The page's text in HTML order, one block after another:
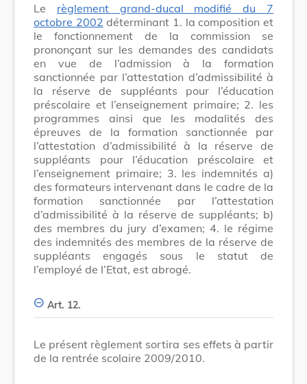
Le règlement grand-ducal modifié du 7
octobre 2002 déterminant 1. la composition et
le fonctionnement de la commission se
prononçant sur les demandes des candidats
en vue de l’admission à la formation
sanctionnée par l’attestation d’admissibilité à
la réserve de suppléants pour l’éducation
préscolaire et l’enseignement primaire; 2. les
programmes ainsi que les modalités des
épreuves de la formation sanctionnée par
l’attestation d’admissibilité à la réserve de
suppléants pour l’éducation préscolaire et
l’enseignement primaire; 3. les indemnités a)
des formateurs intervenant dans le cadre de la
formation sanctionnée par l’attestation
d’admissibilité à la réserve de suppléants; b)
des membres du jury d’examen; 4. le régime
des indemnités des membres de la réserve de
suppléants engagés sous le statut de
l’employé de l’Etat, est abrogé.
Art. 12.
Le présent règlement sortira ses effets à partir
de la rentrée scolaire 2009/2010.